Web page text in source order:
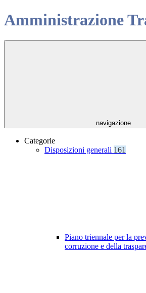
Amministrazione
navigazione
Categorie
Disposizioni generali 161
Piano triennale per la
corruzione e della